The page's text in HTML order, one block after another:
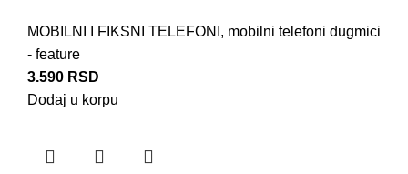
MOBILNI I FIKSNI TELEFONI , mobilni telefoni dugmici
- feature
3.590 RSD
Dodaj u korpu